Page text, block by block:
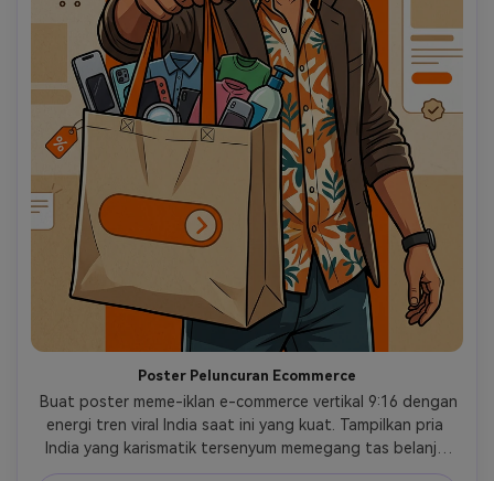
Poster Peluncuran Ecommerce
Buat poster meme-iklan e-commerce vertikal 9:16 dengan
energi tren viral India saat ini yang kuat. Tampilkan pria
India yang karismatik tersenyum memegang tas belanja
penuh produk ke arah penonton dalam pose yang